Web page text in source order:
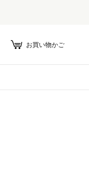
お買い物かご